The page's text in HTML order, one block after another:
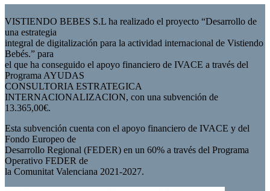
VISTIENDO BEBES S.L ha realizado el proyecto “Desarrollo de
una estrategia
integral de digitalización para la actividad internacional de Vistiendo
Bebés.” para
el que ha conseguido el apoyo financiero de IVACE a través del
Programa AYUDAS
CONSULTORIA ESTRATEGICA
INTERNACIONALIZACION, con una subvención de
13.365,00€.
Esta subvención cuenta con el apoyo financiero de IVACE y del
Fondo Europeo de
Desarrollo Regional (FEDER) en un 60% a través del Programa
Operativo FEDER de
la Comunitat Valenciana 2021-2027.